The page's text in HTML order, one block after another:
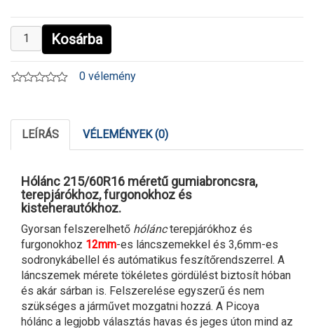
Kosárba
0 vélemény
LEÍRÁS VÉLEMÉNYEK (0)
Hólánc 215/60R16 méretű gumiabroncsra,
terepjárókhoz, furgonokhoz és
kisteherautókhoz.
Gyorsan felszerelhető hóláncterepjárókhoz és
furgonokhoz 12mm-es láncszemekkel és 3,6mm-es
sodronykábellel és autómatikus feszítőrendszerrel. A
láncszemek mérete tökéletes gördülést biztosít hóban
és akár sárban is. Felszerelése egyszerű és nem
szükséges a járművet mozgatni hozzá. A Picoya
hólánc a legjobb választás havas és jeges úton mind az